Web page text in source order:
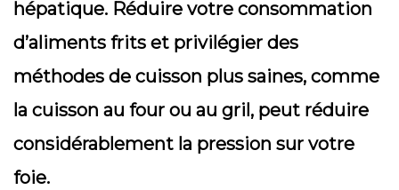
hépatique. Réduire votre consommation
d’aliments frits et privilégier des
méthodes de cuisson plus saines, comme
la cuisson au four ou au gril, peut réduire
considérablement la pression sur votre
foie.